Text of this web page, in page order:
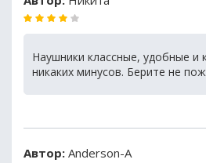
Наушники классные, удобные и
никаких минусов. Берите не
Автор: Anderson-A